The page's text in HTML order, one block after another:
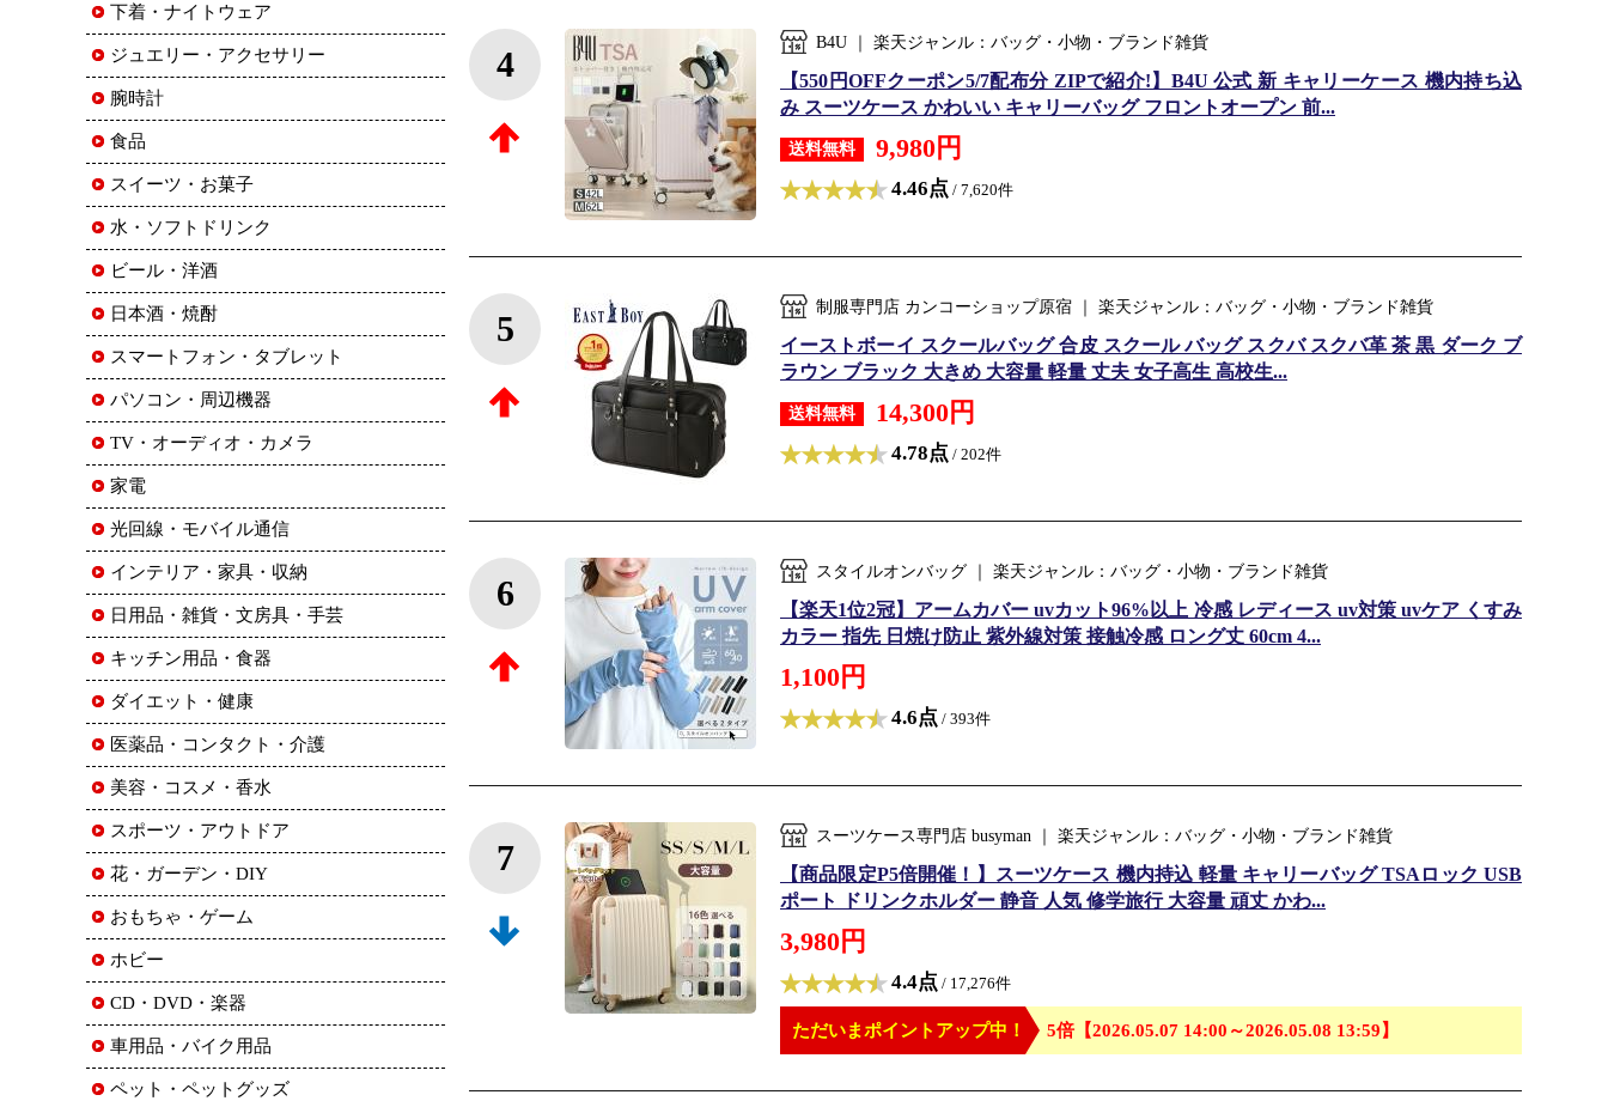
4
B4U ｜ 楽天ジャンル：バッグ・小物・ブランド雑貨
【550円OFFクーポン5/7配布分 ZIPで紹介!】B4U 公式 新 キャリーケース 機内持ち込
み スーツケース かわいい キャリーバッグ フロントオープン 前...
送料無料 9,980円
4.46点 / 7,620件
5
制服専門店 カンコーショップ原宿 ｜ 楽天ジャンル：バッグ・小物・ブランド雑貨
イーストボーイ スクールバッグ 合皮 スクール バッグ スクバ スクバ革 茶 黒 ダーク ブ
ラウン ブラック 大きめ 大容量 軽量 丈夫 女子高生 高校生...
送料無料 14,300円
4.78点 / 202件
6
スタイルオンバッグ ｜ 楽天ジャンル：バッグ・小物・ブランド雑貨
【楽天1位2冠】アームカバー uvカット96%以上 冷感 レディース uv対策 uvケア くすみ
カラー 指先 日焼け防止 紫外線対策 接触冷感 ロング丈 60cm 4...
1,100円
4.6点 / 393件
7
スーツケース専門店 busyman ｜ 楽天ジャンル：バッグ・小物・ブランド雑貨
【商品限定P5倍開催！】スーツケース 機内持込 軽量 キャリーバッグ TSAロック USB
ポート ドリンクホルダー 静音 人気 修学旅行 大容量 頑丈 かわ...
3,980円
4.4点 / 17,276件
ただいまポイントアップ中！ 5倍【2026.05.07 14:00～2026.05.08 13:59】
下着・ナイトウェア
ジュエリー・アクセサリー
腕時計
食品
スイーツ・お菓子
水・ソフトドリンク
ビール・洋酒
日本酒・焼酎
スマートフォン・タブレット
パソコン・周辺機器
TV・オーディオ・カメラ
家電
光回線・モバイル通信
インテリア・家具・収納
日用品・雑貨・文房具・手芸
キッチン用品・食器
ダイエット・健康
医薬品・コンタクト・介護
美容・コスメ・香水
スポーツ・アウトドア
花・ガーデン・DIY
おもちゃ・ゲーム
ホビー
CD・DVD・楽器
車用品・バイク用品
ペット・ペットグッズ